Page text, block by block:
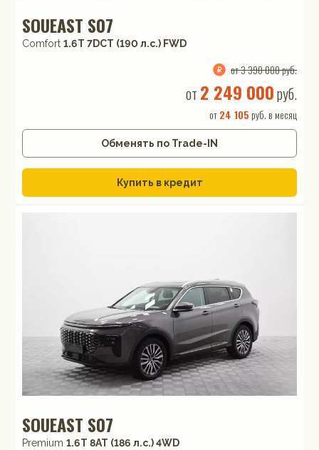
SOUEAST S07
Comfort 1.6T 7DCT (190 л.с.) FWD
от 3 390 000 руб.
от 2 249 000руб.
от24 105 руб. в месяц
Обменять по Trade-IN
Купить в кредит
SOUEAST S07
Premium 1.6T 8AT (186 л.с.) 4WD